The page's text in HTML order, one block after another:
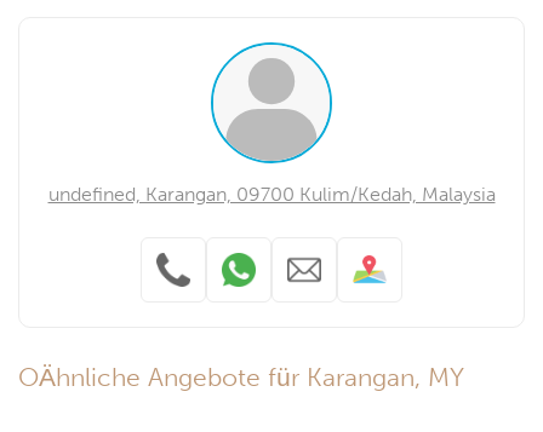
undefined, Karangan, 09700 Kulim/Kedah, Malaysia
OÄhnliche Angebote für Karangan, MY